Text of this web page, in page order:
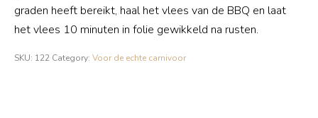
graden heeft bereikt, haal het vlees van de BBQ en laat
het vlees 10 minuten in folie gewikkeld na rusten.
SKU: 122 Category: Voor de echte carnivoor